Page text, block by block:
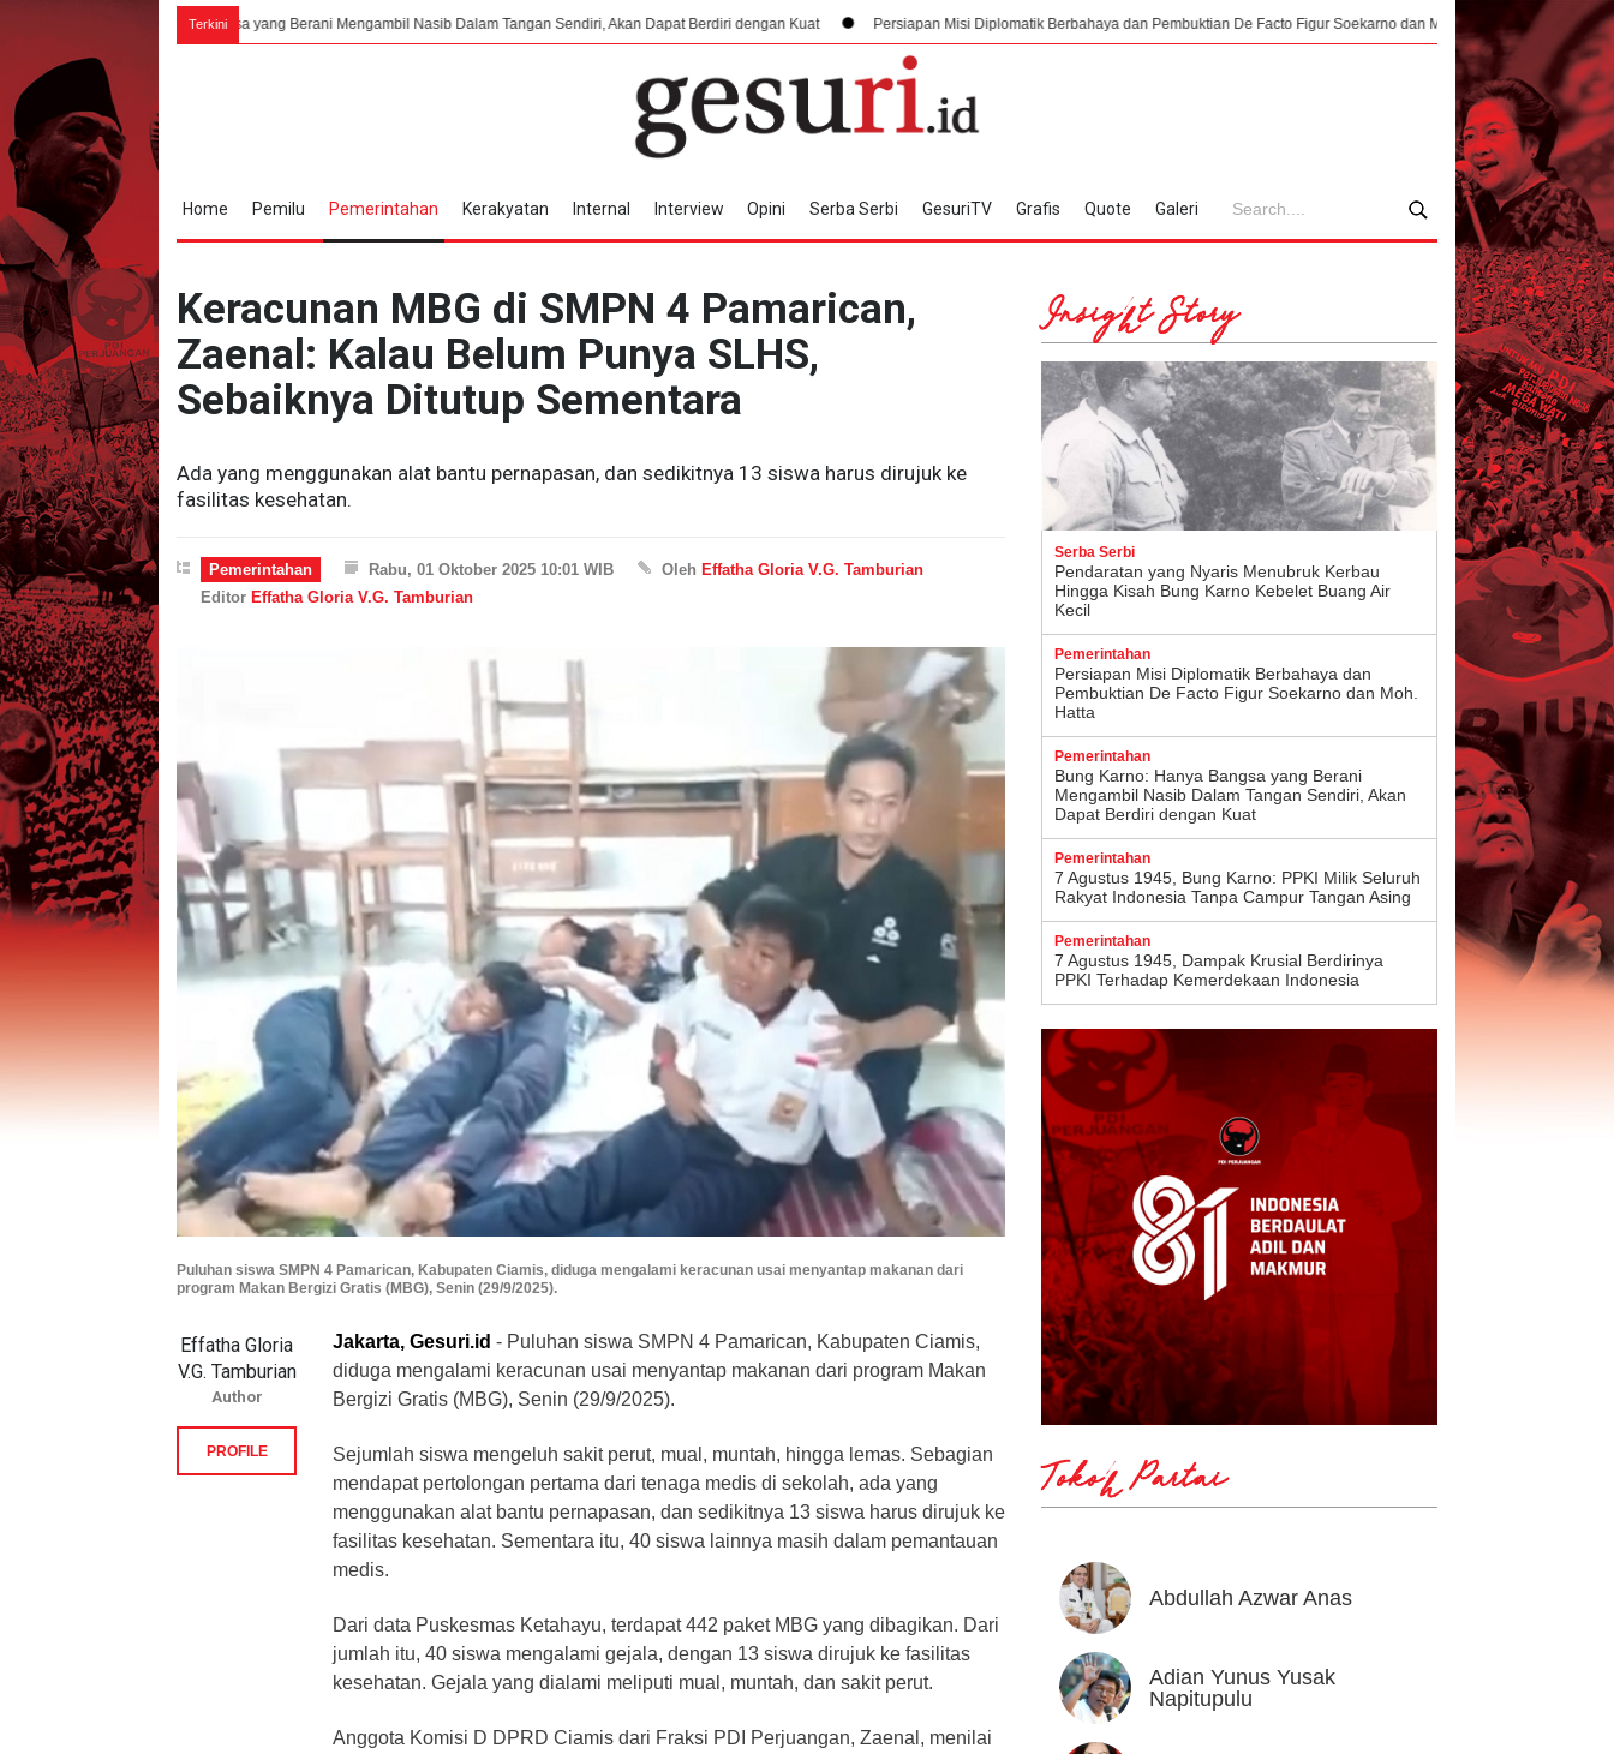
Terkini
Hanya Bangsa yang Berani Mengambil Nasib Dalam Tangan Sendiri, Akan Dapat Berdiri dengan Kuat Persiapan Misi Diplomatik Berbahaya dan Pembuktian De Facto Figur Soekarno dan Moh. Hatta Pendaratan yang Nyaris
Home Pemilu Pemerintahan Kerakyatan Internal Interview Opini Serba Serbi GesuriTV Grafis Quote Galeri
Keracunan MBG di SMPN 4 Pamarican,
Zaenal: Kalau Belum Punya SLHS,
Sebaiknya Ditutup Sementara
Ada yang menggunakan alat bantu pernapasan, dan sedikitnya 13 siswa harus dirujuk ke
fasilitas kesehatan.
Pemerintahan Rabu, 01 Oktober 2025 10:01 WIB Oleh Effatha Gloria V.G. Tamburian
Editor Effatha Gloria V.G. Tamburian
Puluhan siswa SMPN 4 Pamarican, Kabupaten Ciamis, diduga mengalami keracunan usai menyantap makanan dari
program Makan Bergizi Gratis (MBG), Senin (29/9/2025).
Jakarta, Gesuri.id - Puluhan siswa SMPN 4 Pamarican, Kabupaten Ciamis,
diduga mengalami keracunan usai menyantap makanan dari program Makan
Bergizi Gratis (MBG), Senin (29/9/2025).
Sejumlah siswa mengeluh sakit perut, mual, muntah, hingga lemas. Sebagian
mendapat pertolongan pertama dari tenaga medis di sekolah, ada yang
menggunakan alat bantu pernapasan, dan sedikitnya 13 siswa harus dirujuk ke
fasilitas kesehatan. Sementara itu, 40 siswa lainnya masih dalam pemantauan
medis.
Dari data Puskesmas Ketahayu, terdapat 442 paket MBG yang dibagikan. Dari
jumlah itu, 40 siswa mengalami gejala, dengan 13 siswa dirujuk ke fasilitas
kesehatan. Gejala yang dialami meliputi mual, muntah, dan sakit perut.
Anggota Komisi D DPRD Ciamis dari Fraksi PDI Perjuangan, Zaenal, menilai
Effatha Gloria
V.G. Tamburian
Author
PROFILE
Insight Story
Serba Serbi
Pendaratan yang Nyaris Menubruk Kerbau
Hingga Kisah Bung Karno Kebelet Buang Air
Kecil
Pemerintahan
Persiapan Misi Diplomatik Berbahaya dan
Pembuktian De Facto Figur Soekarno dan Moh.
Hatta
Pemerintahan
Bung Karno: Hanya Bangsa yang Berani
Mengambil Nasib Dalam Tangan Sendiri, Akan
Dapat Berdiri dengan Kuat
Pemerintahan
7 Agustus 1945, Bung Karno: PPKI Milik Seluruh
Rakyat Indonesia Tanpa Campur Tangan Asing
Pemerintahan
7 Agustus 1945, Dampak Krusial Berdirinya
PPKI Terhadap Kemerdekaan Indonesia
Tokoh Partai
Abdullah Azwar Anas
Adian Yunus Yusak
Napitupulu